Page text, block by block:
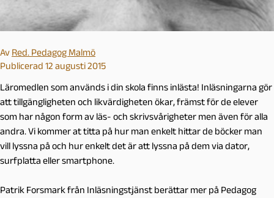
Av Red. Pedagog Malmö
Publicerad 12 augusti 2015
Läromedlen som används i din skola finns inlästa! Inläsningarna gör
att tillgängligheten och likvärdigheten ökar, främst för de elever
som har någon form av läs- och skrivsvårigheter men även för alla
andra. Vi kommer at titta på hur man enkelt hittar de böcker man
vill lyssna på och hur enkelt det är att lyssna på dem via dator,
surfplatta eller smartphone.
Patrik Forsmark från Inläsningstjänst berättar mer på Pedagog